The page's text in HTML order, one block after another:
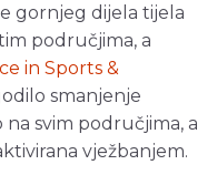
gornjeg dijela tijela
područjima, a
in Sports &
smanjenje
svim područjima, a
vježbanjem.